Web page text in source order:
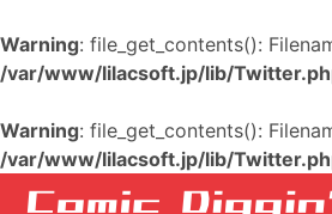
Warning: file_get_contents():
/var/www/lilacsoft.jp/lib/
Warning: file_get_contents():
/var/www/lilacsoft.jp/lib/